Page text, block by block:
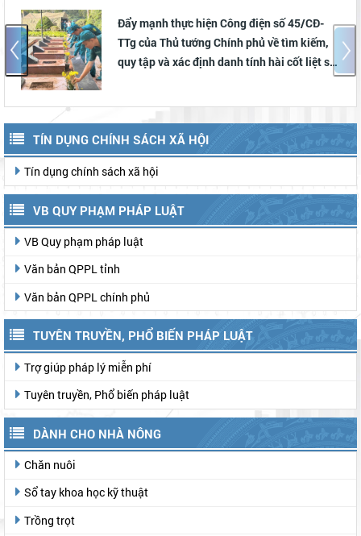
Đẩy mạnh thực hiện Công điện số 45/CĐ-
TTg của Thủ tướng Chính phủ về tìm kiếm,
quy tập và xác định danh tính hài cốt liệt sĩ;
TÍN DỤNG CHÍNH SÁCH XÃ HỘI
Tín dụng chính sách xã hội
VB QUY PHẠM PHÁP LUẬT
VB Quy phạm pháp luật
Văn bản QPPL tỉnh
Văn bản QPPL chính phủ
TUYÊN TRUYỀN, PHỔ BIẾN PHÁP LUẬT
Trợ giúp pháp lý miễn phí
Tuyên truyền, Phổ biến pháp luật
DÀNH CHO NHÀ NÔNG
Chăn nuôi
Sổ tay khoa học kỹ thuật
Trồng trọt